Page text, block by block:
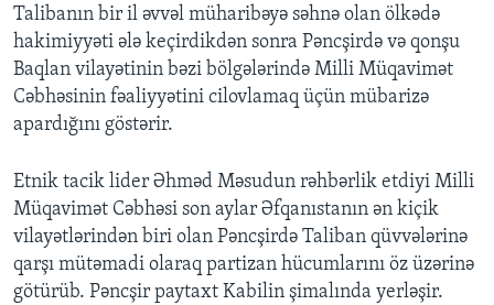
Talibanın bir il əvvəl müharibəyə səhnə olan ölkədə
hakimiyyəti ələ keçirdikdən sonra Pəncşirdə və qonşu
Baqlan vilayətinin bəzi bölgələrində Milli Müqavimət
Cəbhəsinin fəaliyyətini cilovlamaq üçün mübarizə
apardığını göstərir.
Etnik tacik lider Əhməd Məsudun rəhbərlik etdiyi Milli
Müqavimət Cəbhəsi son aylar Əfqanıstanın ən kiçik
vilayətlərindən biri olan Pəncşirdə Taliban qüvvələrinə
qarşı mütəmadi olaraq partizan hücumlarını öz üzərinə
götürüb. Pəncşir paytaxt Kabilin şimalında yerləşir.